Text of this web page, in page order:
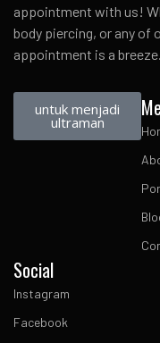
appointment with us!
body piercing, or any of
appointment is a breeze.
untuk menjadi
ultraman
Social
Instagram
Facebook